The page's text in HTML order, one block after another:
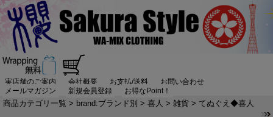
実店舗のご案内 会社概要 お支払/送料
お問い合わせ
メールマガジン
新規会員登録 お得なPoint！
商品カテゴリ一覧 > brand:ブランド別 > 喜人 > 雑貨 > てぬぐえ◆喜人